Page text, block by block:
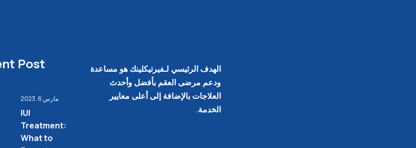
الهدف الرئيسي لـفيرتيكلينك هو مساعدة
ودعم مرضى العقم بأفضل وأحدث
العلاجات بالإضافة إلى أعلى معايير
الخدمة.
Post
مارس 6, 2023
IUI
Treatment:
What to